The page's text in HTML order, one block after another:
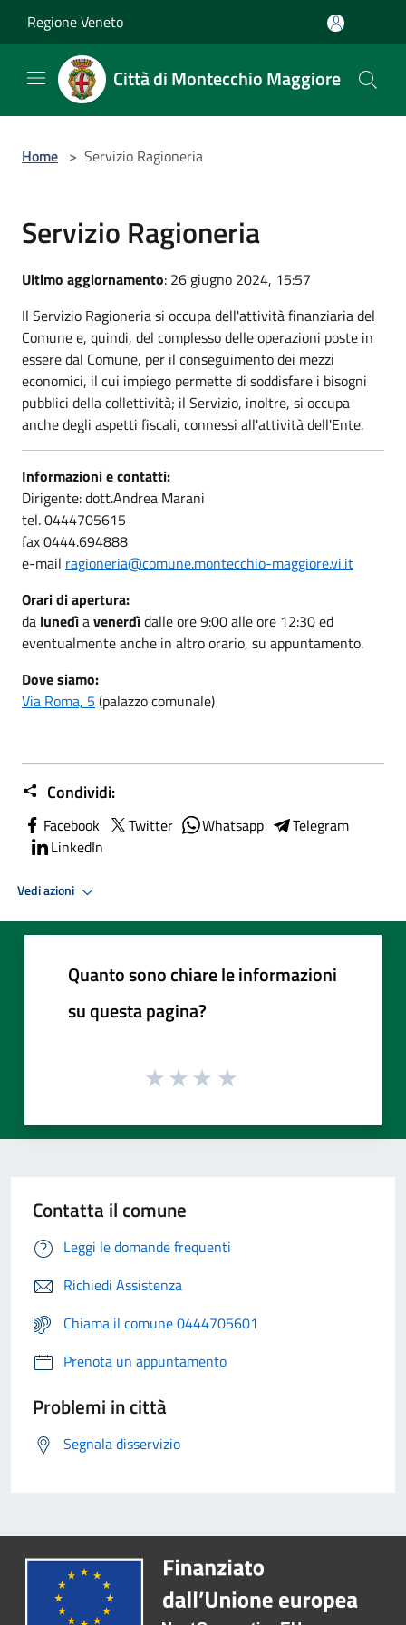
Regione Veneto
Città di Montecchio Maggiore
Home > Servizio Ragioneria
Servizio Ragioneria
Ultimo aggiornamento: 26 giugno 2024, 15:57
Il Servizio Ragioneria si occupa dell'attività finanziaria del
Comune e, quindi, del complesso delle operazioni poste in
essere dal Comune, per il conseguimento dei mezzi
economici, il cui impiego permette di soddisfare i bisogni
pubblici della collettività; il Servizio, inoltre, si occupa
anche degli aspetti fiscali, connessi all'attività dell'Ente.
Informazioni e contatti:
Dirigente: dott.Andrea Marani
tel. 0444705615
fax 0444.694888
e-mail ragioneria@comune.montecchio-maggiore.vi.it
Orari di apertura:
da lunedìavenerdìdalle ore 9:00 alle ore 12:30 ed
eventualmente anche in altro orario, su appuntamento.
Dove siamo:
Via Roma, 5 (palazzo comunale)
Condividi:
Facebook Twitter Whatsapp
Telegram
LinkedIn
Vedi azioni
Quanto sono chiare le informazioni
su questa pagina?
Contatta il comune
Leggi le domande frequenti
Richiedi Assistenza
Chiama il comune 0444705601
Prenota un appuntamento
Problemi in città
Segnala disservizio